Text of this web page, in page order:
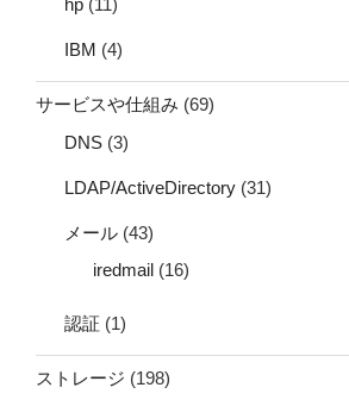
IBM (4)
サービスや仕組み (69)
DNS (3)
LDAP/ActiveDirectory (31)
メール (43)
iredmail (16)
認証 (1)
ストレージ (198)